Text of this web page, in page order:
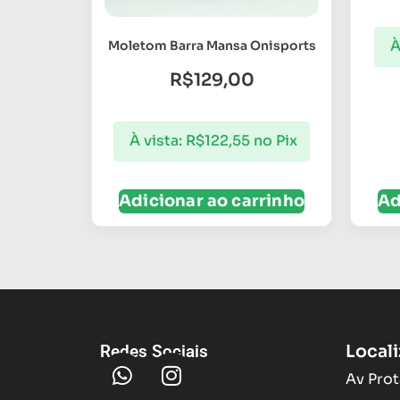
Moletom Barra Mansa Onisports
R$129,00
À vista: R$122,55 no Pix
Adicionar ao carrinho
Redes Sociais
Av